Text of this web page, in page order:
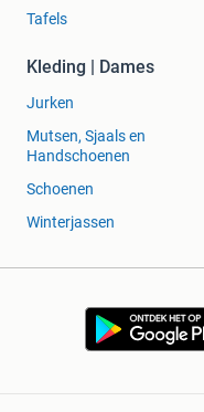
Tafels
Kleding | Dames
Jurken
Mutsen, Sjaals en
Handschoenen
Schoenen
Winterjassen